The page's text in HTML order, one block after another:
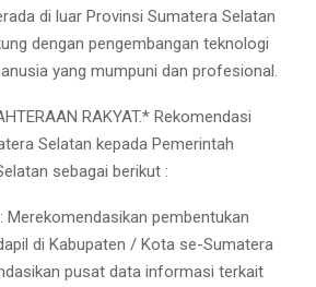
di luar Provinsi Sumatera Selatan
dengan pengembangan teknologi
yang mumpuni dan profesional.
RAKYAT.* Rekomendasi
Selatan kepada Pemerintah
sebagai berikut :
Merekomendasikan pembentukan
di Kabupaten / Kota se-Sumatera
pusat data informasi terkait